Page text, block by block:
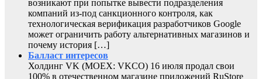
возникают при попытке вывести подразделения
компаний из-под санкционного контроля, как
технологическая верификация разработчиков Google
может ограничить работу альтернативных магазинов и
почему история […]
Балласт интересов
Холдинг VK (MOEX: VKCO) 16 июля продал свои
100% в отечественном магазине приложений RuStore